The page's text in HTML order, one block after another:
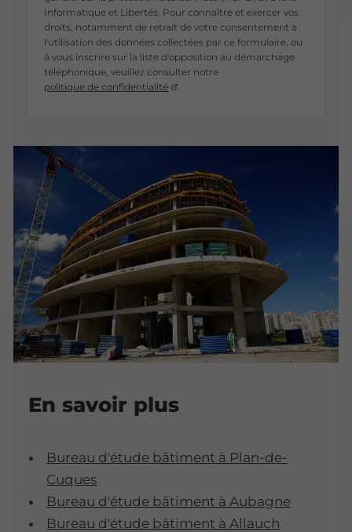
Informatique et Libertés. Pour connaître et exercer vos
droits, notamment de retrait de votre consentement à
l'utilisation des données collectées par ce formulaire, ou
à vous inscrire sur la liste d'opposition au démarchage
téléphonique, veuillez consulter notre
politique de confidentialité
En savoir plus
Bureau d'étude bâtiment à Plan-de-
Cuques
Bureau d'étude bâtiment à Aubagne
Bureau d'étude bâtiment à Allauch